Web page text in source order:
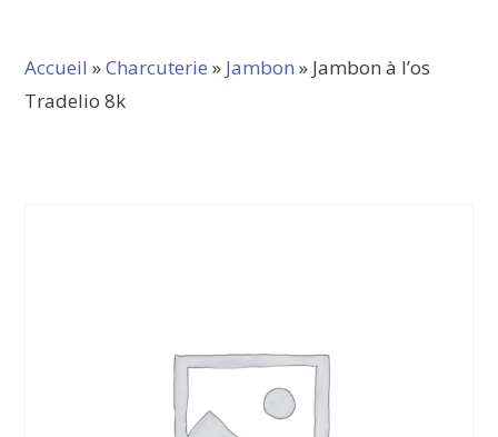
Accueil »Charcuterie » Jambon » Jambon à l’os
Tradelio 8k